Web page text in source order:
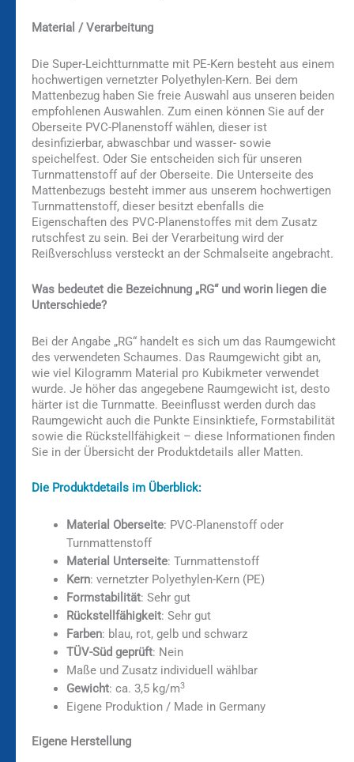
Material / Verarbeitung
Die Super-Leichtturnmatte mit PE-Kern besteht aus einem
hochwertigen vernetzter Polyethylen-Kern. Bei dem
Mattenbezug haben Sie freie Auswahl aus unseren beiden
empfohlenen Auswahlen. Zum einen können Sie auf der
Oberseite PVC-Planenstoff wählen, dieser ist
desinfizierbar, abwaschbar und wasser- sowie
speichelfest. Oder Sie entscheiden sich für unseren
Turnmattenstoff auf der Oberseite. Die Unterseite des
Mattenbezugs besteht immer aus unserem hochwertigen
Turnmattenstoff, dieser besitzt ebenfalls die
Eigenschaften des PVC-Planenstoffes mit dem Zusatz
rutschfest zu sein. Bei der Verarbeitung wird der
Reißverschluss versteckt an der Schmalseite angebracht.
Was bedeutet die Bezeichnung „RG“ und worin liegen die
Unterschiede?
Bei der Angabe „RG“ handelt es sich um das Raumgewicht
des verwendeten Schaumes. Das Raumgewicht gibt an,
wie viel Kilogramm Material pro Kubikmeter verwendet
wurde. Je höher das angegebene Raumgewicht ist, desto
härter ist die Turnmatte. Beeinflusst werden durch das
Raumgewicht auch die Punkte Einsinktiefe, Formstabilität
sowie die Rückstellfähigkeit – diese Informationen finden
Sie in der Übersicht der Produktdetails aller Matten.
Die Produktdetails im Überblick:
Material Oberseite: PVC-Planenstoff oder
Turnmattenstoff
Material Unterseite: Turnmattenstoff
Kern: vernetzter Polyethylen-Kern (PE)
Formstabilität: Sehr gut
Rückstellfähigkeit: Sehr gut
Farben: blau, rot, gelb und schwarz
TÜV-Süd geprüft: Nein
Maße und Zusatz individuell wählbar
Gewicht: ca. 3,5 kg/m3
Eigene Produktion / Made in Germany
Eigene Herstellung